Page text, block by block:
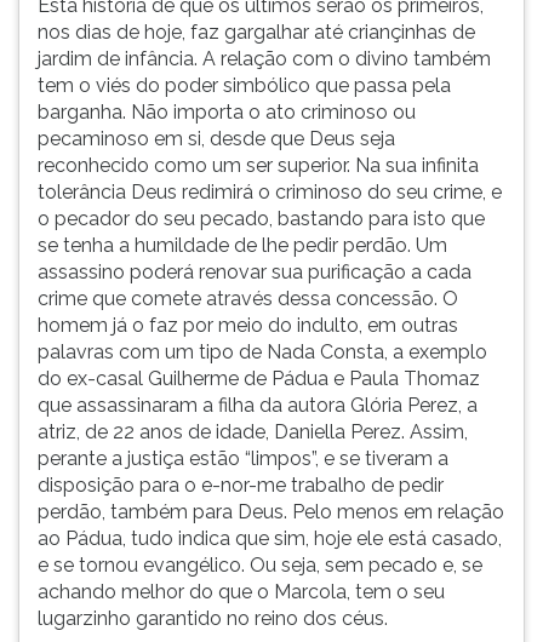
Esta história de que os últimos serão os primeiros,
nos dias de hoje, faz gargalhar até criançinhas de
jardim de infância. A relação com o divino também
tem o viés do poder simbólico que passa pela
barganha. Não importa o ato criminoso ou
pecaminoso em si, desde que Deus seja
reconhecido como um ser superior. Na sua infinita
tolerância Deus redimirá o criminoso do seu crime, e
o pecador do seu pecado, bastando para isto que
se tenha a humildade de lhe pedir perdão. Um
assassino poderá renovar sua purificação a cada
crime que comete através dessa concessão. O
homem já o faz por meio do indulto, em outras
palavras com um tipo de Nada Consta, a exemplo
do ex-casal Guilherme de Pádua e Paula Thomaz
que assassinaram a filha da autora Glória Perez, a
atriz, de 22 anos de idade, Daniella Perez. Assim,
perante a justiça estão “limpos”, e se tiveram a
disposição para o e-nor-me trabalho de pedir
perdão, também para Deus. Pelo menos em relação
ao Pádua, tudo indica que sim, hoje ele está casado,
e se tornou evangélico. Ou seja, sem pecado e, se
achando melhor do que o Marcola, tem o seu
lugarzinho garantido no reino dos céus.